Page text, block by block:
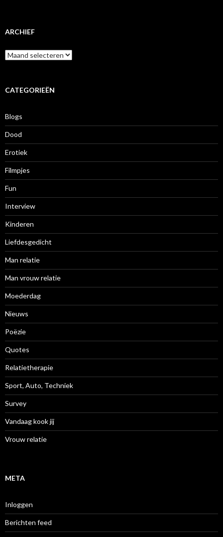
ARCHIEF
A
r
iCATEGORIEËN
Blogs
Dood
Erotiek
Filmpjes
Fun
Interview
Kinderen
Liefdesgedicht
Man relatie
Man vrouw relatie
Moederdag
Nieuws
Poëzie
Quotes
Relatietherapie
Sport, Auto, Techniek
Survey
Vandaag kook jij
Vrouw relatie
META
Inloggen
Berichten feed